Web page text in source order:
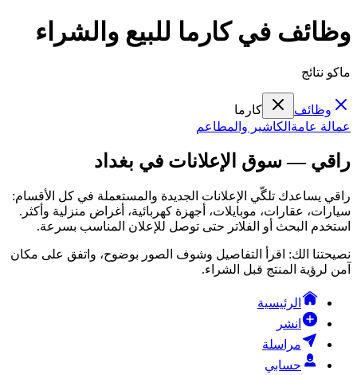
وظائف في كارما للبيع والشراء
ماكو نتائج
وظائف
كارما
عمالة عامة الكاشير والمطاعم
راقي — سوق الإعلانات في بغداد
راقي يساعدك تلگّي الإعلانات الجديدة والمستعملة في كل الأقسام:
سيارات، عقارات، موبايلات، أجهزة كهربائية، أغراض منزلية وأكثر.
استخدم البحث أو الفلاتر حتى توصل للإعلان المناسب بسرعة.
نصيحتنا الك: اقرأ التفاصيل وشوف الصور بوضوح، واتفق على مكان
آمن لرؤية المنتج قبل الشراء.
الرئيسية
انشر
مراسلة
حسابي